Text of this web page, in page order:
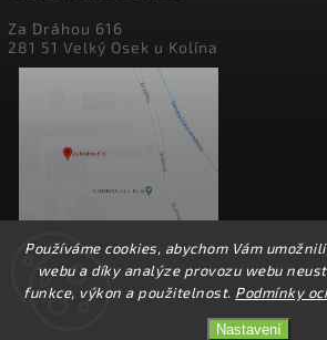
Používáme cookies, abychom Vám
webu a díky analýze provozu webu
funkce, výkon a použitelnost. Podmínky
Nastavení
Za Dráhou 616
281 51 Velký Osek u Kolína